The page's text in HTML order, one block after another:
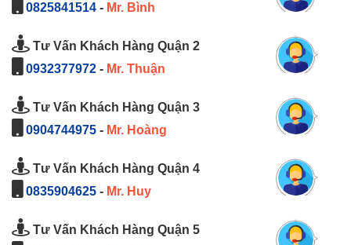
0825841514 - Mr. Bình
Tư Vấn Khách Hàng Quận 2
0932377972 - Mr. Thuận
Tư Vấn Khách Hàng Quận 3
0904744975 - Mr. Hoàng
Tư Vấn Khách Hàng Quận 4
0835904625 - Mr. Huy
Tư Vấn Khách Hàng Quận 5